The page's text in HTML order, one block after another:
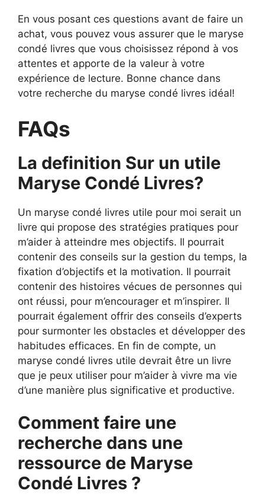
En vous posant ces questions avant de faire un
achat, vous pouvez vous assurer que le maryse
condé livres que vous choisissez répond à vos
attentes et apporte de la valeur à votre
expérience de lecture. Bonne chance dans
votre recherche du maryse condé livres idéal!
FAQs
La definition Sur un utile
Maryse Condé Livres?
Un maryse condé livres utile pour moi serait un
livre qui propose des stratégies pratiques pour
m’aider à atteindre mes objectifs. Il pourrait
contenir des conseils sur la gestion du temps, la
fixation d’objectifs et la motivation. Il pourrait
contenir des histoires vécues de personnes qui
ont réussi, pour m’encourager et m’inspirer. Il
pourrait également offrir des conseils d’experts
pour surmonter les obstacles et développer des
habitudes efficaces. En fin de compte, un
maryse condé livres utile devrait être un livre
que je peux utiliser pour m’aider à vivre ma vie
d’une manière plus significative et productive.
Comment faire une
recherche dans une
ressource de Maryse
Condé Livres ?